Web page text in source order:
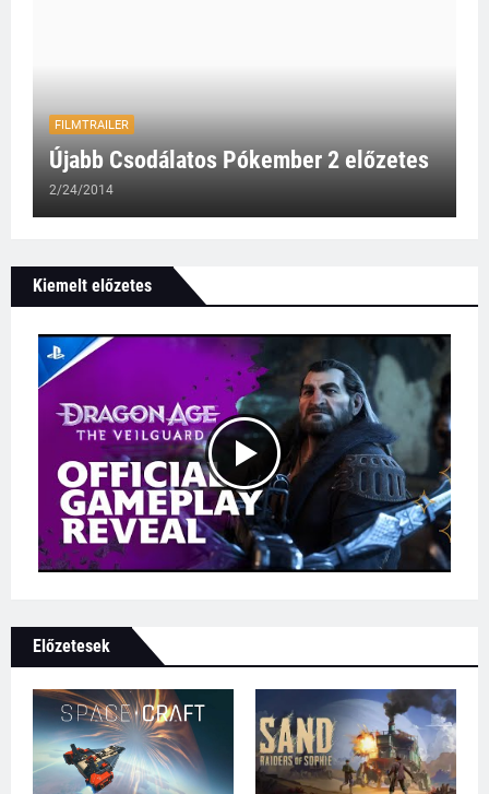
FILMTRAILER
Újabb Csodálatos Pókember 2 előzetes
2/24/2014
Kiemelt előzetes
Előzetesek